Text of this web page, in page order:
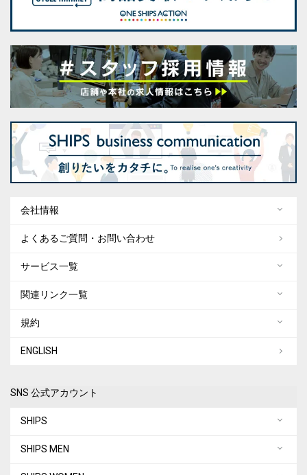
会社情報
よくあるご質問・お問い合わせ
サービス一覧
関連リンク一覧
規約
ENGLISH
SNS 公式アカウント
SHIPS
SHIPS MEN